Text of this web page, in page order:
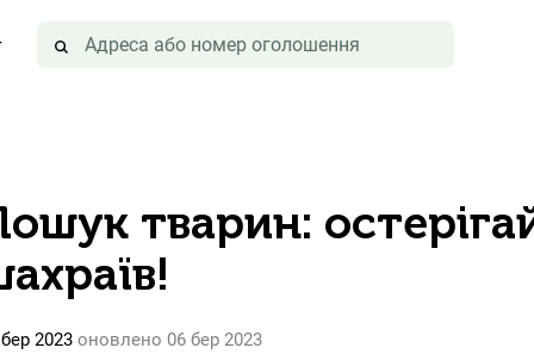
тварин:
2023 оновлено 06 бер 2023